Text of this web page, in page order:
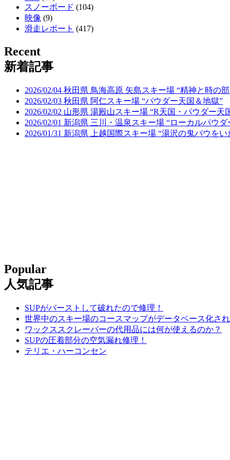
スノーボード (104)
映像 (9)
滑走レポート (417)
Recent
新着記事
2026/02/04 秋田県 鳥海高原 矢島スキー場 “精神と時の
2026/02/03 秋田県 阿仁スキー場 “パウダー天国＆地獄”
2026/02/02 山形県 湯殿山スキー場 “R天国・パウダー天
2026/02/01 新潟県 三川・温泉スキー場 “ローカルパウダ
2026/01/31 新潟県 上越国際スキー場 “湯沢の鬼パウをい
Popular
人気記事
SUPがバーストして破れたので修理！
世界中のスキー場のコースマップがデータベース化さ
ワックススクレーパーの代用品には何が使えるのか？
SUPの圧着部分の空気漏れ修理！
テリエ・ハーコンセン